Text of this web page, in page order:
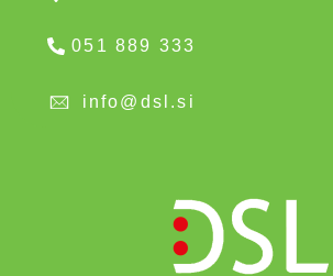
051 889 333
info@dsl.si